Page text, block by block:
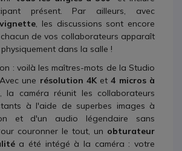
présent. Par ailleurs, avec
, les discussions sont encore
chacun de vos collaborateurs apparaît
dans la salle !
: voilà les maîtres-mots de la Studio
une résolution 4K et4 micros à
, la caméra réunit les collaborateurs
à l'aide de superbes images à
et d'un audio légendaire sans
couronner le tout, un obturateur
a été intégé à la caméra : votre